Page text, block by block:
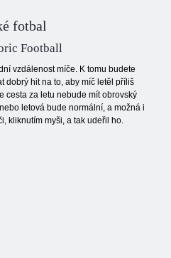
fotbal
Football
vzdálenost míče. K tomu budete
dobrý hit na to, aby míč letěl příliš
cesta za letu nebude mít obrovský
letová bude normální, a možná i
kliknutím myši, a tak udeřil ho.